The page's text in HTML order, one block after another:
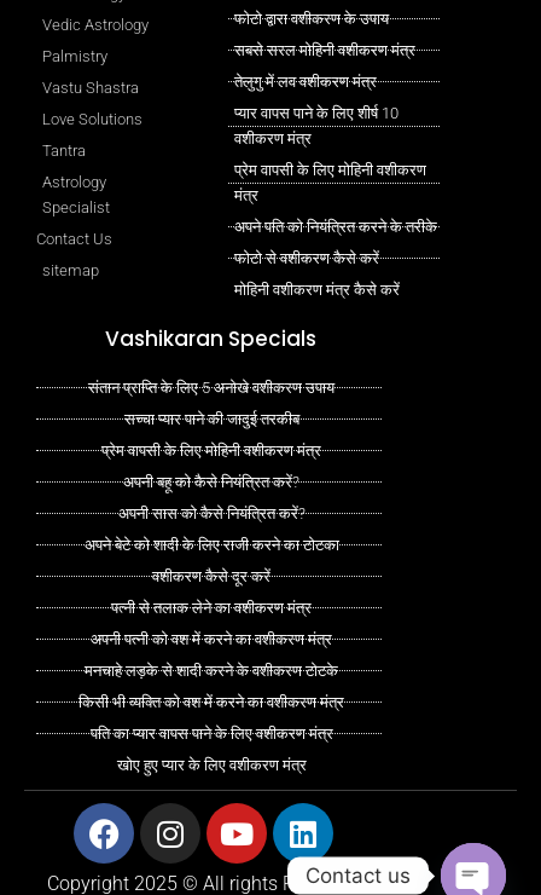
Vedic Astrology
Palmistry
Vastu Shastra
Love Solutions
Tantra
Astrology
Specialist
Contact Us
sitemap
फोटो द्वारा वशीकरण के उपाय
सबसे सरल मोहिनी वशीकरण मंत्र
तेलुगु में लव वशीकरण मंत्र
प्यार वापस पाने के लिए शीर्ष 10
वशीकरण मंत्र
प्रेम वापसी के लिए मोहिनी वशीकरण
मंत्र
अपने पति को नियंत्रित करने के तरीके
फोटो से वशीकरण कैसे करें
मोहिनी वशीकरण मंत्र कैसे करें
Vashikaran Specials
संतान प्राप्ति के लिए 5 अनोखे वशीकरण उपाय
सच्चा प्यार पाने की जादुई तरकीब
प्रेम वापसी के लिए मोहिनी वशीकरण मंत्र
अपनी बहू को कैसे नियंत्रित करें?
अपनी सास को कैसे नियंत्रित करें?
अपने बेटे को शादी के लिए राजी करने का टोटका
वशीकरण कैसे दूर करें
पत्नी से तलाक लेने का वशीकरण मंत्र
अपनी पत्नी को वश में करने का वशीकरण मंत्र
मनचाहे लड़के से शादी करने के वशीकरण टोटके
किसी भी व्यक्ति को वश में करने का वशीकरण मंत्र
पति का प्यार वापस पाने के लिए वशीकरण मंत्र
खोए हुए प्यार के लिए वशीकरण मंत्र
Facebook
Instagram
YoutubeLinkedin
Copyright 2025 © All rights Reserved.
Contact us